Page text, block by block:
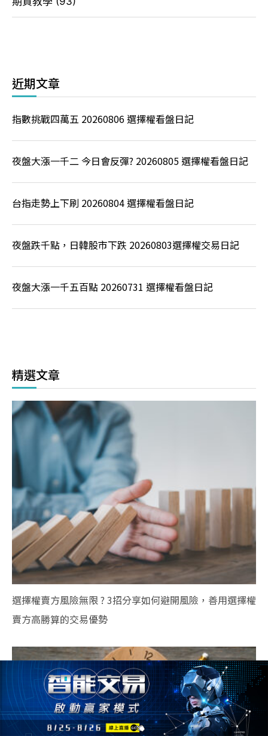
近期文章
指數挑戰四萬五 20260806 選擇權看盤日記
夜盤大漲一千二 今日會反彈? 20260805 選擇權看盤日記
台指走勢上下刷 20260804 選擇權看盤日記
夜盤跌千點，日韓股市下跌 20260803選擇權交易日記
夜盤大漲一千五百點 20260731 選擇權看盤日記
精選文章
選擇權賣方風險無限 ? 3招分享如何避開風險，善用選擇權
賣方高勝算的交易優勢